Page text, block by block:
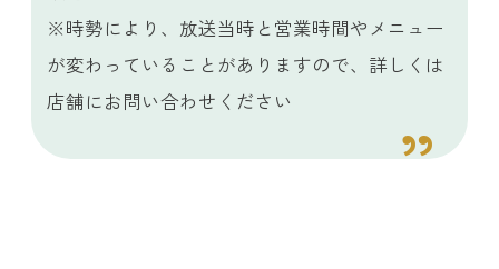
※時勢により、放送当時と営業時間やメニュー
が変わっていることがありますので、詳しくは
店舗にお問い合わせください